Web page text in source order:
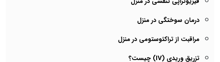
درمان سوختگی در منزل
مراقبت از تراکئوستومی در منزل
تزریق وریدی (IV) چیست؟